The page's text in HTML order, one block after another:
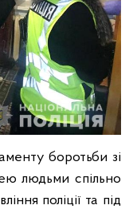
боротьби зі
людьми спільно
поліції та під